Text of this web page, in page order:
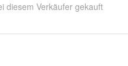
diesem Verkäufer gekauft